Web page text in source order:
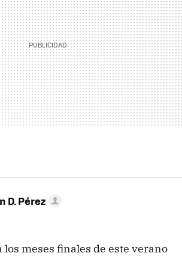
D. Pérez
meses finales de este verano